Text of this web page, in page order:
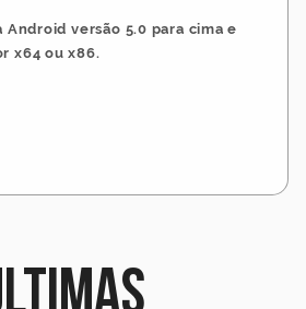
Android versão 5.0 para cima e
x64 ou x86.